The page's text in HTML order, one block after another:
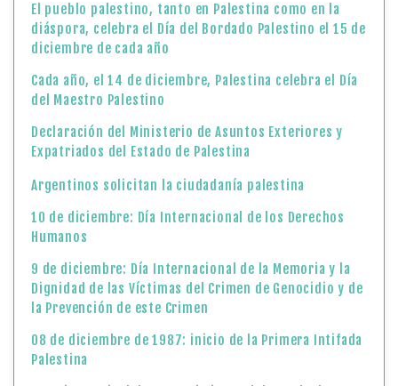
El pueblo palestino, tanto en Palestina como en la
diáspora, celebra el Día del Bordado Palestino el 15 de
diciembre de cada año
Cada año, el 14 de diciembre, Palestina celebra el Día
del Maestro Palestino
Declaración del Ministerio de Asuntos Exteriores y
Expatriados del Estado de Palestina
Argentinos solicitan la ciudadanía palestina
10 de diciembre: Día Internacional de los Derechos
Humanos
9 de diciembre: Día Internacional de la Memoria y la
Dignidad de las Víctimas del Crimen de Genocidio y de
la Prevención de este Crimen
08 de diciembre de 1987: inicio de la Primera Intifada
Palestina